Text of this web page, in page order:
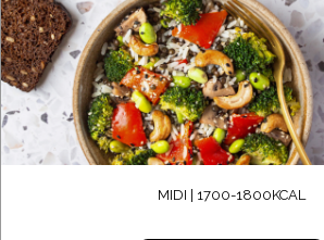
MIDI | 1700-1800KCAL